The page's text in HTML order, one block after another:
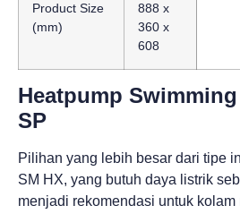
Product Size
(mm)
888 x
360 x
608
Heatpump Swimming
SP
Pilihan yang lebih besar dari tipe
SM HX, yang butuh daya listrik
menjadi rekomendasi untuk